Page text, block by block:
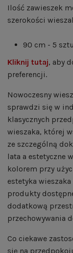
Ilość zawieszek
szerokości
90 cm - 5
Kliknij tutaj, aby
preferencji.
Nowoczesny
sprawdzi się w
klasycznych
wieszaka, której
ze szczególną
lata a estetyczne
kolorem przy
estetyka
produkty
dodatkową
przechowywania
Co ciekawe
się na